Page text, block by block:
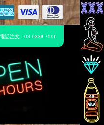
電話注文：03-6339-7996